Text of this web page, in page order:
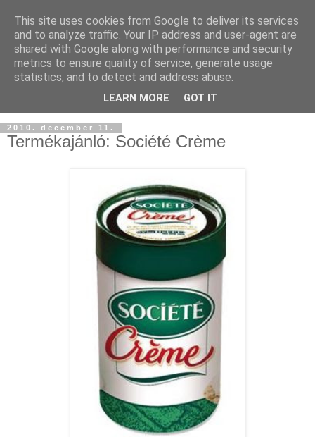
2010. december 11.
Termékajánló: Société Crème
This site uses cookies from Google to deliver its services
and to analyze traffic. Your IP address and user-agent are
shared with Google along with performance and security
metrics to ensure quality of service, generate usage
statistics, and to detect and address abuse.
LEARN MORE GOT IT